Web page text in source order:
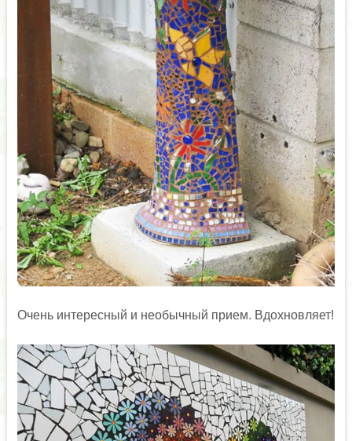
Очень интересный и необычный прием. Вдохновляет!